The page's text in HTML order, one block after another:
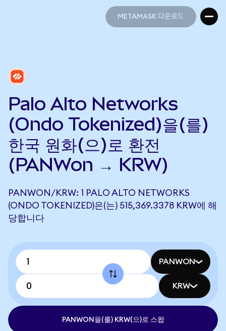
METAMASK 다운로드
Palo Alto Networks
(Ondo Tokenized)을(를)
한국 원화(으)로 환전
(PANWon → KRW)
PANWON/KRW: 1 PALO ALTO NETWORKS
(ONDO TOKENIZED)은(는) 515,369.3378 KRW에 해
당합니다
PANWON
KRW
PANWON을(를) KRW(으)로 스왑